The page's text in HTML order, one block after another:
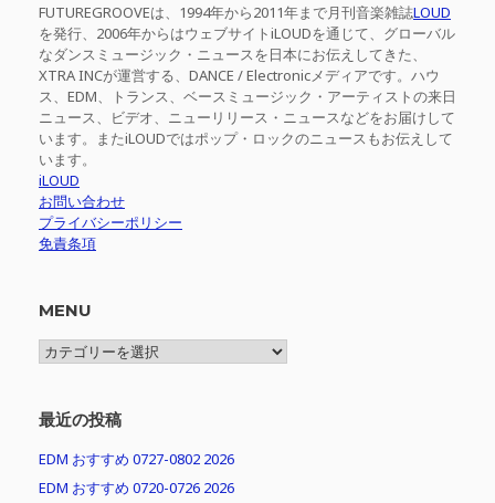
FUTUREGROOVEは、1994年から2011年まで月刊音楽雑誌LOUD
を発行、2006年からはウェブサイトiLOUDを通じて、グローバル
なダンスミュージック・ニュースを日本にお伝えしてきた、
XTRA INCが運営する、DANCE / Electronicメディアです。ハウ
ス、EDM、トランス、ベースミュージック・アーティストの来日
ニュース、ビデオ、ニューリリース・ニュースなどをお届けして
います。またiLOUDではポップ・ロックのニュースもお伝えして
います。
iLOUD
お問い合わせ
プライバシーポリシー
免責条項
MENU
MENU
最近の投稿
EDM おすすめ 0727-0802 2026
EDM おすすめ 0720-0726 2026